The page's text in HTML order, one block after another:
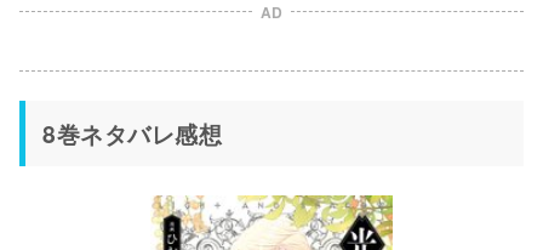
AD
8巻ネタバレ感想